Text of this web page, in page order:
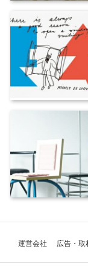
運営会社 広告・取